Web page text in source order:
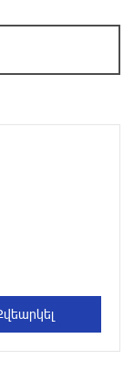
месяца назад
бронзовой
Алексей